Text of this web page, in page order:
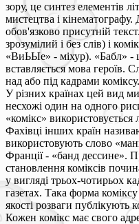
зору, це синтез елементів
мистецтва і кінематографу.
обов'язково присутній
зрозумілий і без слів) і
«ВиЬЫе» - міхур). «Бабл» -
вставляється мова героїв.
над або під кадрами коміксу.
У різних країнах цей вид
несхожі один на одного
«комікс»
Фахівці інших країн
використовують слово
Франції - «банд дессине».
становлення коміксів
у вигляді трьох-чотирьох
газетах. Така форма
якості розваги публікують
Кожен комікс має свого